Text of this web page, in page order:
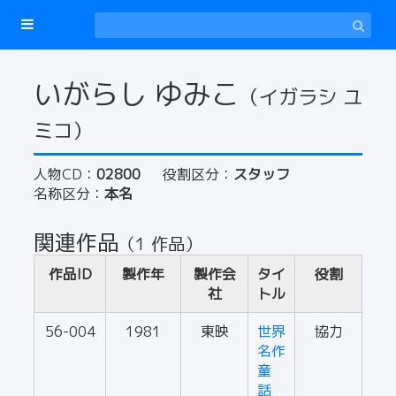
いがらし ゆみこ （イガラシ ユ
ミコ）
人物CD： 02800 役割区分： スタッフ
名称区分： 本名
関連作品 （1 作品）
作品ID 製作年
製作会
社
タイ
トル
役割
56-004 1981 東映
世界
名作
童
話
協力